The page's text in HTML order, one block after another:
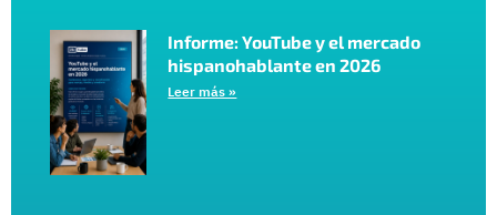
Informe: YouTube y el mercado
hispanohablante en 2026
Leer más »